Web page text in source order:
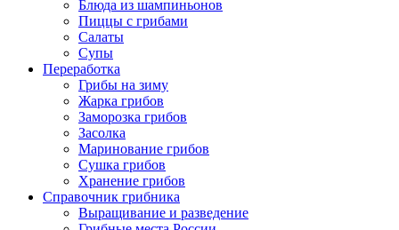
Блюда из шампиньонов
Пиццы с грибами
Салаты
Супы
Переработка
Грибы на зиму
Жарка грибов
Заморозка грибов
Засолка
Маринование грибов
Сушка грибов
Хранение грибов
Справочник грибника
Выращивание и разведение